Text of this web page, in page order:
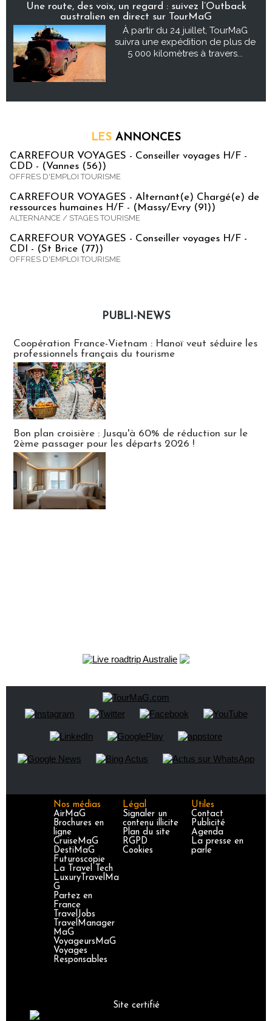
Une route, des voix, un regard : suivez l’Outback
australien en direct sur TourMaG
À partir du 24 juillet, TourMaG
suivra une expédition de plus de
5 000 kilomètres à travers...
LES ANNONCES
CARREFOUR VOYAGES - Conseiller voyages H/F -
CDD - (Vannes (56))
OFFRES D'EMPLOI TOURISME
CARREFOUR VOYAGES - Alternant(e) Chargé(e) de
ressources humaines H/F - (Massy/Evry (91))
ALTERNANCE / STAGES TOURISME
CARREFOUR VOYAGES - Conseiller voyages H/F -
CDI - (St Brice (77))
OFFRES D'EMPLOI TOURISME
PUBLI-NEWS
Coopération France-Vietnam : Hanoï veut séduire les
professionnels français du tourisme
Bon plan croisière : Jusqu'à 60% de réduction sur le
2ème passager pour les départs 2026 !
Nos médias
AirMaG
Brochures en
ligne
CruiseMaG
DestiMaG
Futuroscopie
La Travel Tech
LuxuryTravelMa
G
Partez en
France
TravelJobs
TravelManager
MaG
VoyageursMaG
Voyages
Responsables
Légal
Signaler un
contenu illicite
Plan du site
RGPD
Cookies
Utiles
Contact
Publicité
Agenda
La presse en
parle
Site certifié